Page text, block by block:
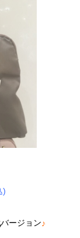
)
バージョン♪